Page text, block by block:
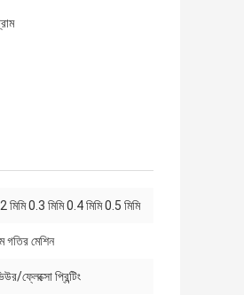
মিমি 0.3 মিমি 0.4 মিমি 0.5 মিমি
গতির মেশিন
ফ্লেক্সো প্রিন্টিং